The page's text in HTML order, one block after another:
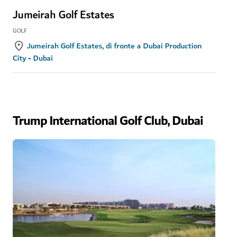
Jumeirah Golf Estates
GOLF
Jumeirah Golf Estates, di fronte a Dubai Production
City - Dubai
Trump International Golf Club, Dubai